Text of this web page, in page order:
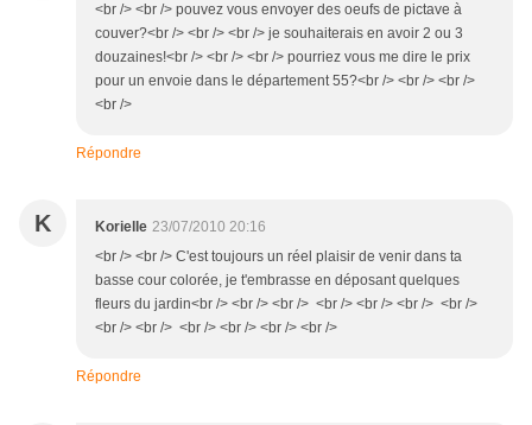
<br /> <br /> pouvez vous envoyer des oeufs de pictave à
couver?<br /> <br /> <br /> je souhaiterais en avoir 2 ou 3
douzaines!<br /> <br /> <br /> pourriez vous me dire le prix
pour un envoie dans le département 55?<br /> <br /> <br />
<br />
Répondre
K Korielle 23/07/2010 20:16
<br /> <br /> C'est toujours un réel plaisir de venir dans ta
basse cour colorée, je t'embrasse en déposant quelques
fleurs du jardin<br /> <br /> <br /> <br /> <br /> <br /> <br />
<br /> <br /> <br /> <br /> <br /> <br />
Répondre